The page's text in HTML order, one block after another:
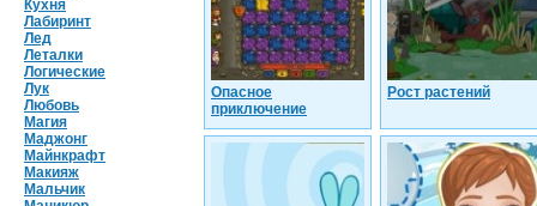
Кухня
Лабиринт
Лед
Леталки
Логические
Лук
Любовь
Магия
Маджонг
Майнкрафт
Макияж
Мальчик
Опасное
приключение
Рост растений